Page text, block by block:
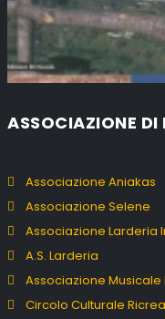
ASSOCIAZIONE DI
Associazione Aniakas
Associazione Selene
Associazione Larderia
A.S. Larderia
Associazione
Circolo Culturale